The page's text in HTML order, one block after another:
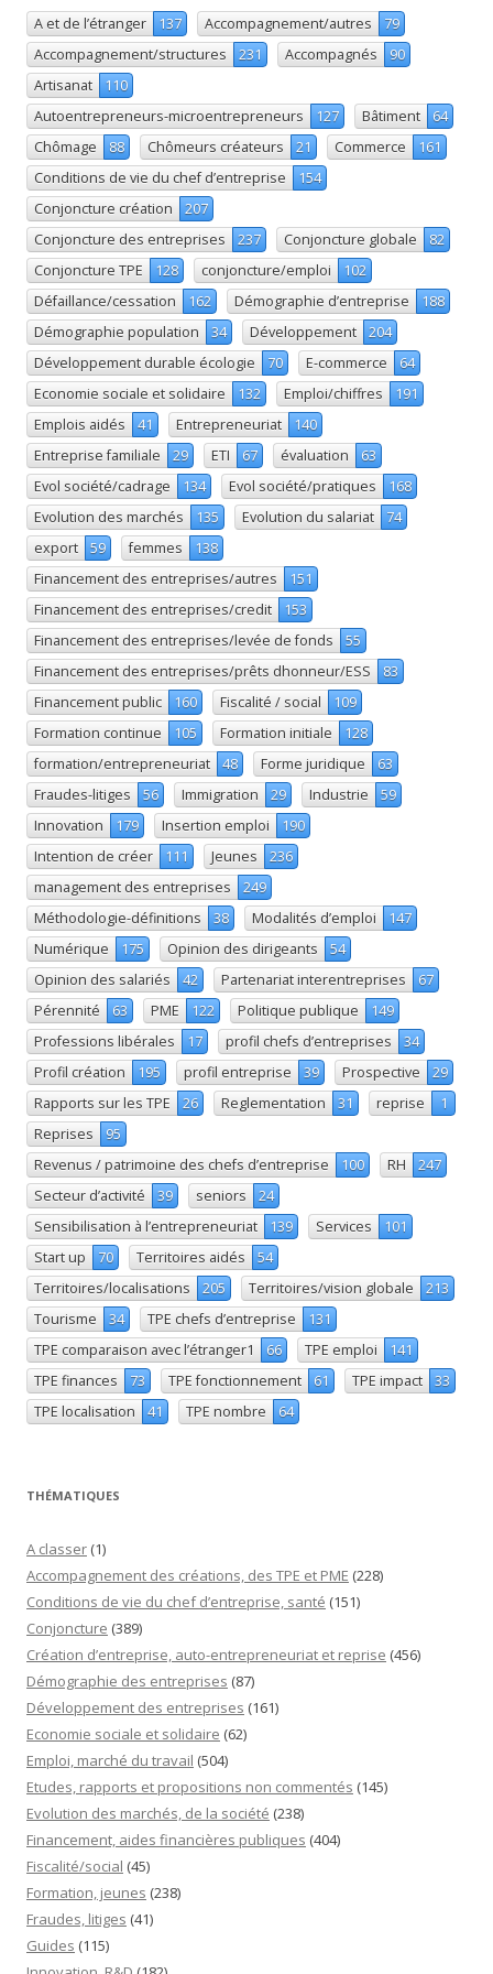
A et de l’étranger 137 Accompagnement/autres
79
Accompagnement/structures
231 Accompagnés
90
Artisanat
110
Autoentrepreneurs-microentrepreneurs
127 Bâtiment
64
Chômage
88 Chômeurs créateurs 21 Commerce
161
Conditions de vie du chef d’entreprise
154
Conjoncture création
207
Conjoncture des entreprises
237 Conjoncture globale
82
Conjoncture TPE
128 conjoncture/emploi
102
Défaillance/cessation
162 Démographie d’entreprise
188
Démographie population
34 Développement
204
Développement durable écologie
70 E-commerce
64
Economie sociale et solidaire
132 Emploi/chiffres
191
Emplois aidés
41 Entrepreneuriat
140
Entreprise familiale
29 ETI 67 évaluation
63
Evol société/cadrage
134 Evol société/pratiques
168
Evolution des marchés
135 Evolution du salariat
74
export
59 femmes
138
Financement des entreprises/autres
151
Financement des entreprises/credit
153
Financement des entreprises/levée de fonds
55
Financement des entreprises/prêts dhonneur/ESS
83
Financement public
160 Fiscalité / social
109
Formation continue
105 Formation initiale
128
formation/entrepreneuriat
48 Forme juridique
63
Fraudes-litiges
56 Immigration 29 Industrie
59
Innovation
179 Insertion emploi
190
Intention de créer
111 Jeunes
236
management des entreprises
249
Méthodologie-définitions
38 Modalités d’emploi
147
Numérique
175 Opinion des dirigeants
54
Opinion des salariés
42 Partenariat interentreprises
67
Pérennité
63 PME 122 Politique publique
149
Professions libérales
17 profil chefs d’entreprises
34
Profil création
195 profil entreprise 39 Prospective
29
Rapports sur les TPE
26 Reglementation 31 reprise
1
Reprises
95
Revenus / patrimoine des chefs d’entreprise
100 RH
247
Secteur d’activité
39 seniors
24
Sensibilisation à l’entrepreneuriat
139 Services
101
Start up
70 Territoires aidés
54
Territoires/localisations
205 Territoires/vision globale
213
Tourisme
34 TPE chefs d’entreprise
131
TPE comparaison avec l’étranger1
66 TPE emploi
141
TPE finances
73 TPE fonctionnement 61 TPE impact
33
TPE localisation
41 TPE nombre 64
THÉMATIQUES
A classer (1)
Accompagnement des créations, des TPE et PME (228)
Conditions de vie du chef d’entreprise, santé (151)
Conjoncture (389)
Création d’entreprise, auto-entrepreneuriat et reprise (456)
Démographie des entreprises (87)
Développement des entreprises (161)
Economie sociale et solidaire (62)
Emploi, marché du travail (504)
Etudes, rapports et propositions non commentés (145)
Evolution des marchés, de la société (238)
Financement, aides financières publiques (404)
Fiscalité/social (45)
Formation, jeunes (238)
Fraudes, litiges (41)
Guides (115)